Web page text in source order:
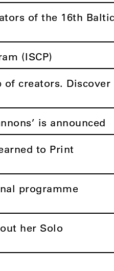
of the 16th Baltic
(ISCP)
creators. Discover
is announced
to Print
programme
her Solo